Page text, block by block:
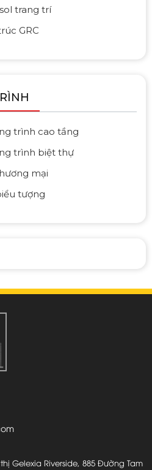
trang trí
GRC
trình cao tầng
trình biệt thự
mại
tượng
Gelexia Riverside, 885 Đường Tam